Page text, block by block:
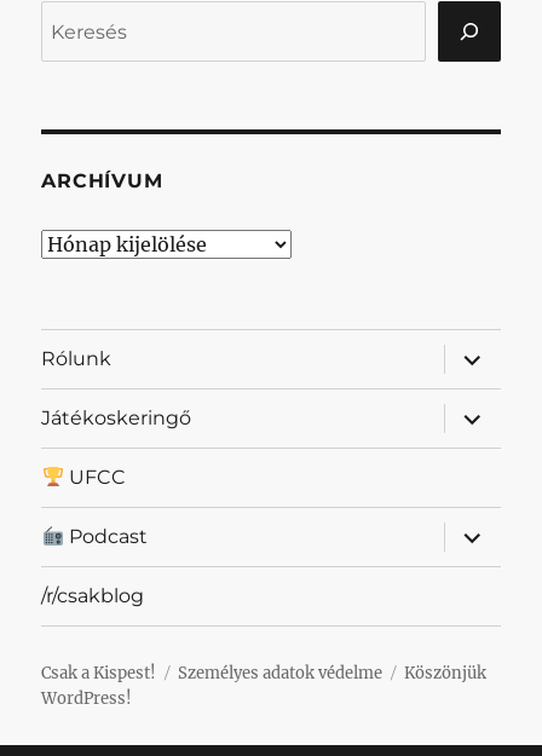
ARCHÍVUM
Archívum
Rólunk
almenü
Játékoskeringő
almenü
UFCC
Podcast
almenü
/r/csakblog
Csak a Kispest! Személyes adatok védelme
Köszönjük
WordPress!